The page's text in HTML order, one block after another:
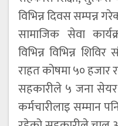
विभिन्न दिवस सम्पन्न
सामाजिक सेवा
विभिन्न विभिन्न
राहत कोषमा ५० हजार
सहकारीले ५ जना
कर्मचारीलाइ सम्मान